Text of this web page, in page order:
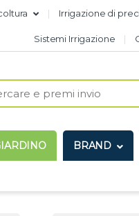
Irrigazione di
Sistemi Irrigazione
BRAND